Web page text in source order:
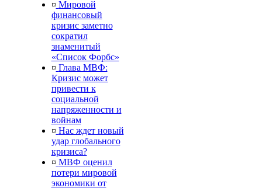
¤ Мировой
финансовый
кризис заметно
сократил
знаменитый
«Список Форбс»
¤ Глава МВФ:
Кризис может
привести к
социальной
напряженности и
войнам
¤ Нас ждет новый
удар глобального
кризиса?
¤ МВФ оценил
потери мировой
экономики от